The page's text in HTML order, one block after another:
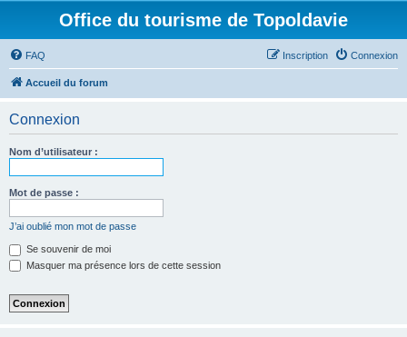
Office du tourisme de Topoldavie
FAQ Connexion
Inscription
Accueil du forum
Connexion
Nom d’utilisateur :
Mot de passe :
J’ai oublié mon mot de passe
Se souvenir de moi
Masquer ma présence lors de cette session